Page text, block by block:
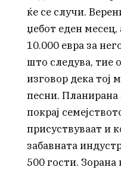
ќе се случи.
џебот еден
10.000 евра за
што следува, тие
изговор дека тој
песни. Планирана
покрај
присуствуваат и
забавната
500 гости. Зорана